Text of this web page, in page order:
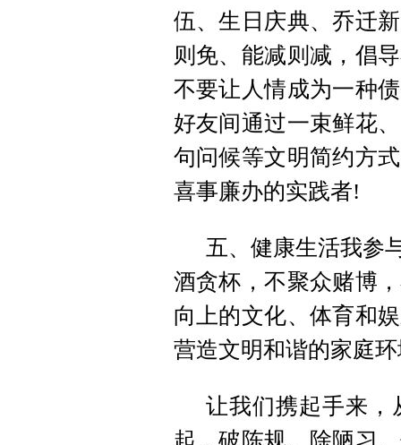
伍、生日庆典、乔迁
则免、能减则减，倡
不要让人情成为一种
好友间通过一束鲜花
句问候等文明简约方
喜事廉办的实践者!
五、健康生活我参
酒贪杯，不聚众赌博
向上的文化、体育和
营造文明和谐的家庭
让我们携起手来，
起，破陈规、除陋习